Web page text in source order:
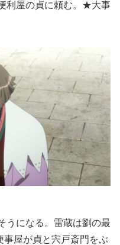
利屋の貞に頼む。★大事
うになる。雷蔵は劉の最
屋が貞と宍戸斎門をぶ